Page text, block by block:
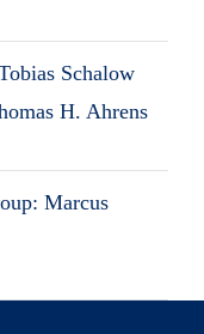
Schalow
H. Ahrens
Marcus